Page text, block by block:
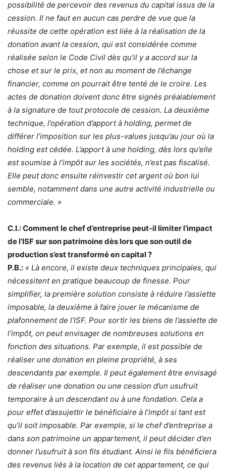
possibilité de percevoir des revenus du capital issus de la
cession. Il ne faut en aucun cas perdre de vue que la
réussite de cette opération est liée à la réalisation de la
donation avant la cession, qui est considérée comme
réalisée selon le Code Civil dès qu’il y a accord sur la
chose et sur le prix, et non au moment de l’échange
financier, comme on pourrait être tenté de le croire. Les
actes de donation doivent donc être signés préalablement
à la signature de tout protocole de cession. La deuxième
technique, l’opération d’apport à holding, permet de
différer l’imposition sur les plus-values jusqu’au jour où la
holding est cédée. L’apport à une holding, dès lors qu’elle
est soumise à l’impôt sur les sociétés, n’est pas fiscalisé.
Elle peut donc ensuite réinvestir cet argent où bon lui
semble, notamment dans une autre activité industrielle ou
commerciale. »
C.I.: Comment le chef d’entreprise peut-il limiter l’impact
de l’ISF sur son patrimoine dès lors que son outil de
production s’est transformé en capital ?
P.B.: « Là encore, il existe deux techniques principales, qui
nécessitent en pratique beaucoup de finesse. Pour
simplifier, la première solution consiste à réduire l’assiette
imposable, la deuxième à faire jouer le mécanisme de
plafonnement de l’ISF. Pour sortir les biens de l’assiette de
l’impôt, on peut envisager de nombreuses solutions en
fonction des situations. Par exemple, il est possible de
réaliser une donation en pleine propriété, à ses
descendants par exemple. Il peut également être envisagé
de réaliser une donation ou une cession d’un usufruit
temporaire à un descendant ou à une fondation. Cela a
pour effet d’assujettir le bénéficiaire à l’impôt si tant est
qu’il soit imposable. Par exemple, si le chef d’entreprise a
dans son patrimoine un appartement, il peut décider d’en
donner l’usufruit à son fils étudiant. Ainsi le fils bénéficiera
des revenus liés à la location de cet appartement, ce qui